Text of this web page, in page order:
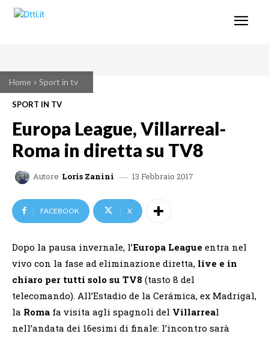
Home Sport in tv
SPORT IN TV
Europa League, Villarreal-
Roma in diretta su TV8
Autore Loris Zanini 13 Febbraio 2017
FACEBOOK X
Dopo la pausa invernale, l’Europa League entra nel
vivo con la fase ad eliminazione diretta, live e in
chiaro per tutti solo su TV8 (tasto 8 del
telecomando). All’Estadio de la Cerámica, ex Madrigal,
la Roma fa visita agli spagnoli del Villarreal
nell’andata dei 16esimi di finale: l’incontro sarà